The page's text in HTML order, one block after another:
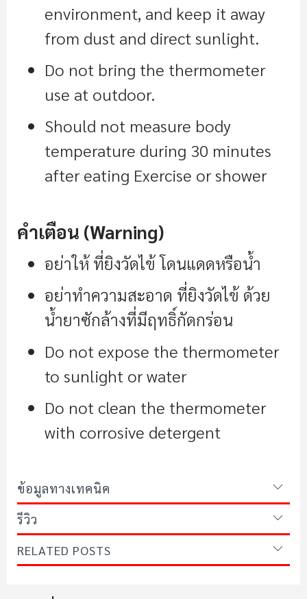
environment, and keep it away
from dust and direct sunlight.
Do not bring the thermometer
use at outdoor.
Should not measure body
temperature during 30 minutes
after eating Exercise or shower
คำเตือน (Warning)
อย่าให้ ที่ยิงวัดไข้ โดนแดดหรือน้ำ
อย่าทำความสะอาด ที่ยิงวัดไข้ ด้วย
น้ำยาซักล้างที่มีฤทธิ์กัดกร่อน
Do not expose the thermometer
to sunlight or water
Do not clean the thermometer
with corrosive detergent
ข้อมูลทางเทคนิค
รีวิว
RELATED POSTS